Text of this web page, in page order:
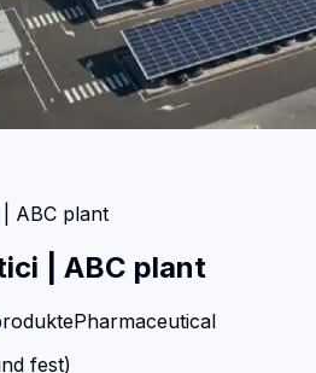
ABC plant
ABC plant
Pharmaceutical
fest)